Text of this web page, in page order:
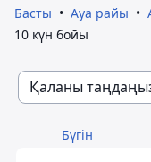
Басты Ауа райы
10 күн бойы
Қаланы
Бүгін